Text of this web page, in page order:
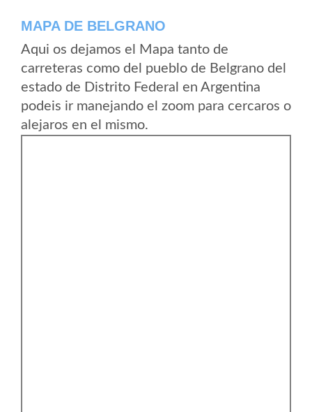
MAPA DE BELGRANO
Aqui os dejamos el Mapa tanto de
carreteras como del pueblo de Belgrano del
estado de Distrito Federal en Argentina
podeis ir manejando el zoom para cercaros o
alejaros en el mismo.